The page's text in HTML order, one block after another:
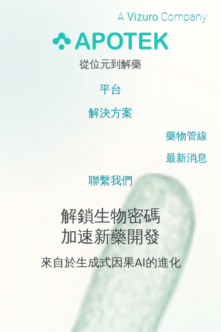
A Vizuro Company
​從位元到解藥
​平台
解決方案
藥物管線
最新消息
聯繫我們
解鎖生物密碼
加速新藥開發
來自於生成式因果AI的進化